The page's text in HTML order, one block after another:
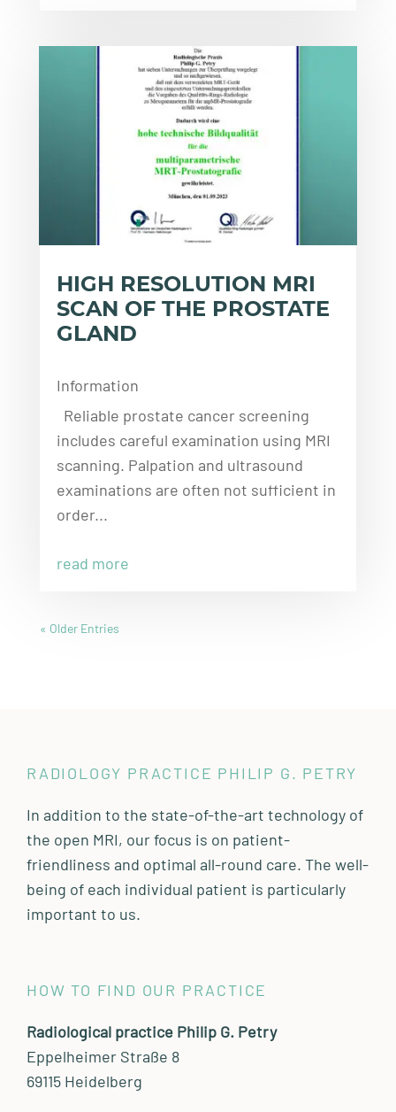
HIGH RESOLUTION MRI
SCAN OF THE PROSTATE
GLAND
Information
Reliable prostate cancer screening
includes careful examination using MRI
scanning. Palpation and ultrasound
examinations are often not sufficient in
order...
read more
« Older Entries
RADIOLOGY PRACTICE PHILIP G. PETRY
In addition to the state-of-the-art technology of
the open MRI, our focus is on patient-
friendliness and optimal all-round care. The well-
being of each individual patient is particularly
important to us.
HOW TO FIND OUR PRACTICE
Radiological practice Philip G. Petry
Eppelheimer Straße 8
69115 Heidelberg